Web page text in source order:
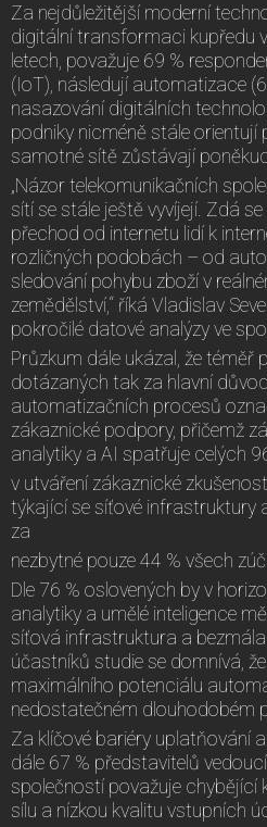
Za nejdůležitější moderní
digitální transformaci kupředu
letech, považuje 69 %
(IoT), následují automatizace
nasazování digitálních
podniky nicméně stále orientují
samotné sítě zůstávají
„Názor telekomunikačních
sítí se stále ještě vyvíjejí. Zdá
přechod od internetu lidí k
rozličných podobách – od
sledování pohybu zboží v
zemědělství,“ říká Vladislav
pokročilé datové analýzy ve
Průzkum dále ukázal, že téměř
dotázaných tak za hlavní
automatizačních procesů
zákaznické podpory, přičemž
analytiky a AI spatřuje celých
v utváření zákaznické
týkající se síťové infrastruktury
za
nezbytné pouze 44 % všech
Dle 76 % oslovených by v
analytiky a umělé inteligence
síťová infrastruktura a
účastníků studie se domnívá,
maximálního potenciálu
nedostatečném dlouhodobém
Za klíčové bariéry uplatňování
dále 67 % představitelů
společností považuje chybějící
sílu a nízkou kvalitu vstupních